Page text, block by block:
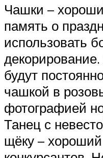
Чашки –
память о
использовать
будут
чашкой в
фотографией
Танец с
щёку –